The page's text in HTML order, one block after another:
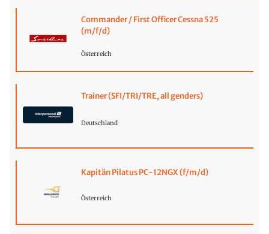
Commander / First Officer Cessna 525
(m/f/d)
Österreich
Trainer (SFI/TRI/TRE, all genders)
Deutschland
Kapitän Pilatus PC-12NGX (f/m/d)
Österreich